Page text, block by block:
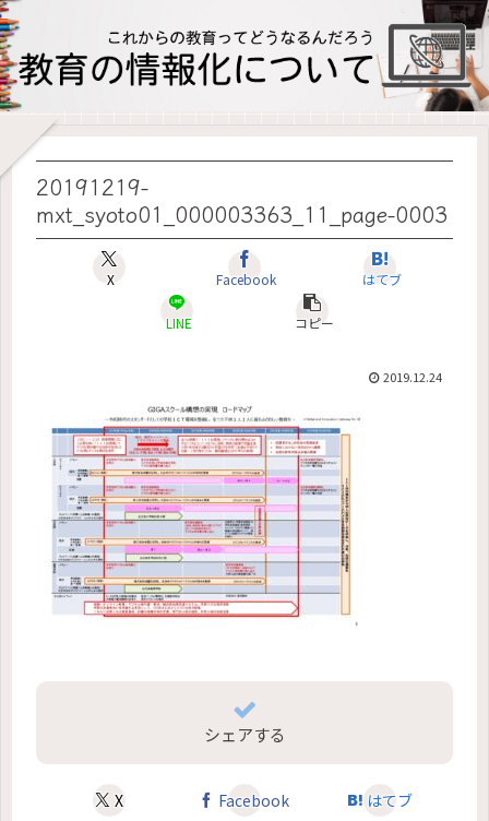
20191219-
mxt_syoto01_000003363_11_page-0003
X Facebook はてブ
LINE コピー
2019.12.24
シェアする
X Facebook
はてブ